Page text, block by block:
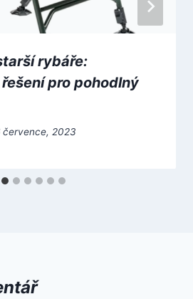
rybáře:
pro pohodlný
července, 2023